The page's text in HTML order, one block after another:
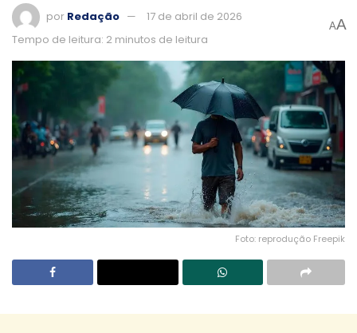
por Redação
17 de abril de 2026
Tempo de leitura: 2 minutos de leitura
AA
Foto: reprodução Freepik